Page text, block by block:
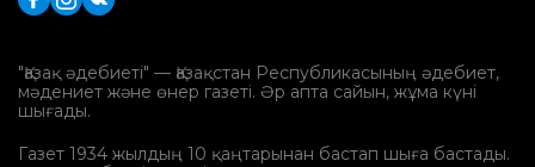
"Қазақ әдебиеті" — Қазақстан Республикасының әдебиет,
мәдениет және өнер газеті. Әр апта сайын, жұма күні
шығады.
Газет 1934 жылдың 10 қаңтарынан бастап шыға бастады.